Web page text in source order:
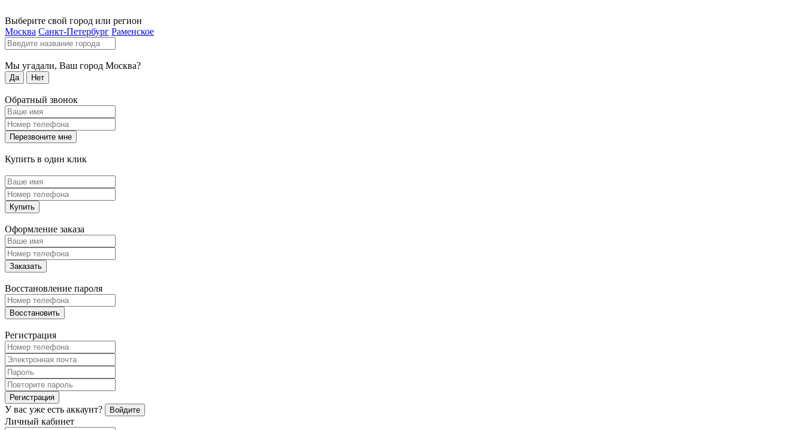
Выберите свой город или регион
Москва Санкт-Петербург Раменское
Мы угадали, Ваш город Москва?
Да Нет
Обратный звонок
Перезвоните мне
Купить в один клик
Купить
Оформление заказа
Заказать
Восстановление пароля
Восстановить
Регистрация
Регистрация
У вас уже есть аккаунт? Войдите
Личный кабинет